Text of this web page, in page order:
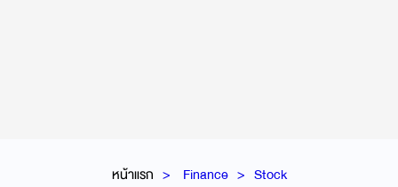
หน้าแรก Finance Stock